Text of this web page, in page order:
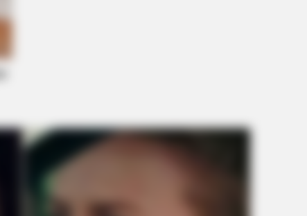
Bollywood’s Boldest Dance Scenes Still Trending